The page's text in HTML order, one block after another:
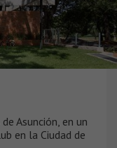
Asunción, en un
en la Ciudad de